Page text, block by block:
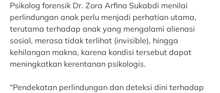
Psikolog forensik Dr. Zora Arfina Sukabdi menilai
perlindungan anak perlu menjadi perhatian utama,
terutama terhadap anak yang mengalami alienasi
sosial, merasa tidak terlihat (invisible), hingga
kehilangan makna, karena kondisi tersebut dapat
meningkatkan kerentanan psikologis.
“Pendekatan perlindungan dan deteksi dini terhadap